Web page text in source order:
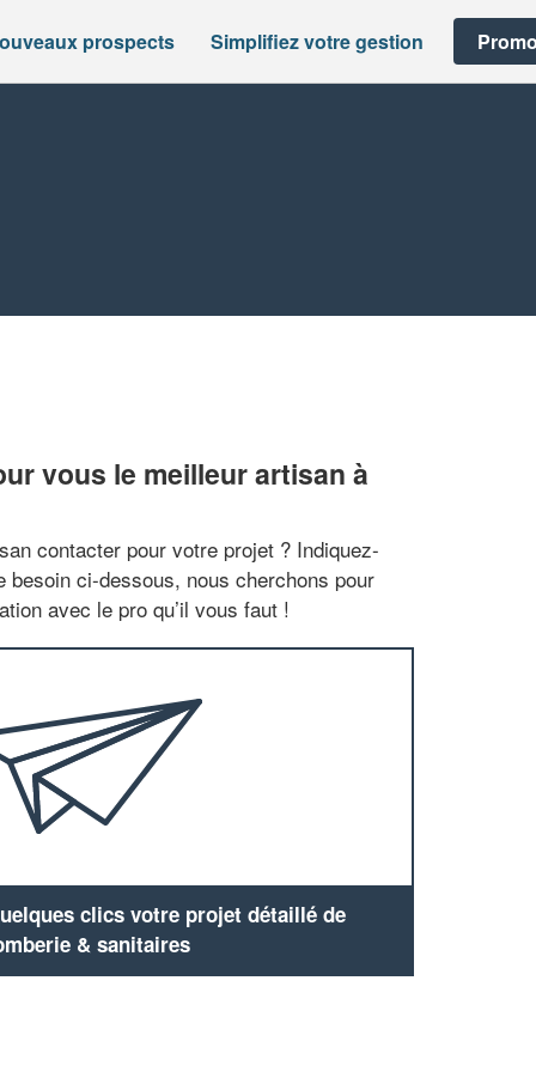
prospects Simplifiez votre gestion
vous le meilleur artisan à
contacter pour votre projet ? Indiquez-
besoin ci-dessous, nous cherchons pour
avec le pro qu’il vous faut !
clics votre projet détaillé de
& sanitaires